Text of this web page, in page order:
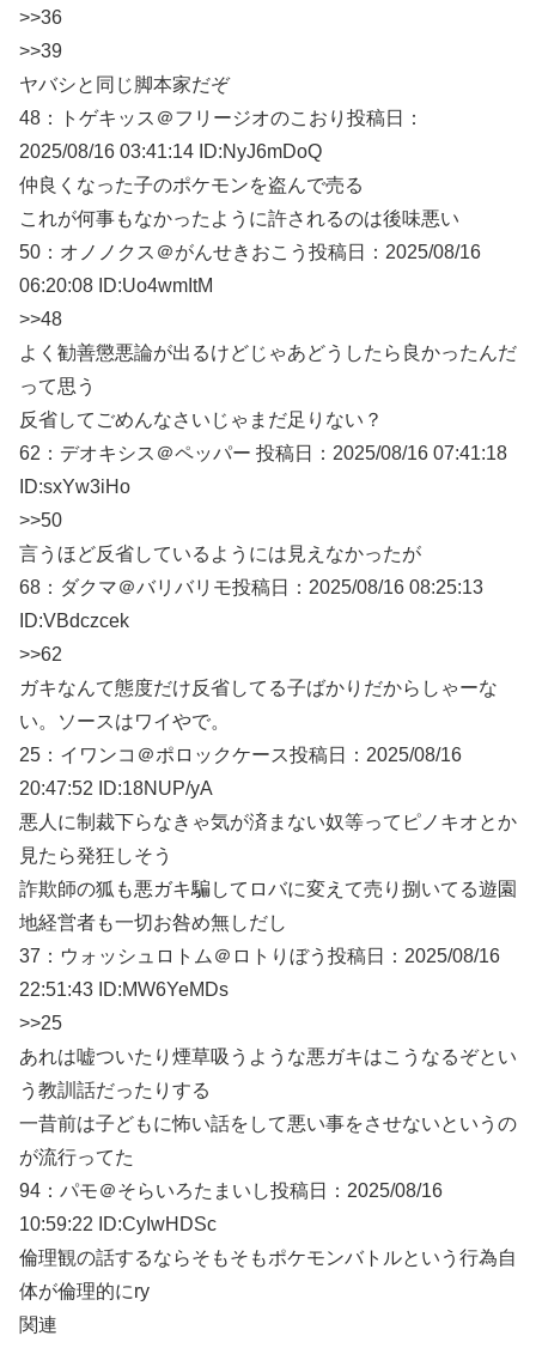
>>36
>>39
ヤバシと同じ脚本家だぞ
48：
トゲキッス＠フリージオのこおり 投稿日：
2025/08/16 03:41:14 ID:NyJ6mDoQ
仲良くなった子のポケモンを盗んで売る
これが何事もなかったように許されるのは後味悪い
50： オノノクス＠がんせきおこう 投稿日：2025/08/16
06:20:08 ID:Uo4wmItM
>>48
よく勧善懲悪論が出るけどじゃあどうしたら良かったんだ
って思う
反省してごめんなさいじゃまだ足りない？
62： デオキシス＠ペッパー 投稿日：2025/08/16 07:41:18
ID:sxYw3iHo
>>50
言うほど反省しているようには見えなかったが
68： ダクマ＠バリバリモ投稿日：2025/08/16 08:25:13
ID:VBdczcek
>>62
ガキなんて態度だけ反省してる子ばかりだからしゃーな
い。ソースはワイやで。
25： イワンコ＠ポロックケース投稿日：2025/08/16
20:47:52 ID:18NUP/yA
悪人に制裁下らなきゃ気が済まない奴等ってピノキオとか
見たら発狂しそう
詐欺師の狐も悪ガキ騙してロバに変えて売り捌いてる遊園
地経営者も一切お咎め無しだし
37： ウォッシュロトム＠ロトりぼう 投稿日：2025/08/16
22:51:43 ID:MW6YeMDs
>>25
あれは嘘ついたり煙草吸うような悪ガキはこうなるぞとい
う教訓話だったりする
一昔前は子どもに怖い話をして悪い事をさせないというの
が流行ってた
94： パモ＠そらいろたまいし投稿日：2025/08/16
10:59:22 ID:CyIwHDSc
倫理観の話するならそもそもポケモンバトルという行為自
体が倫理的にry
関連